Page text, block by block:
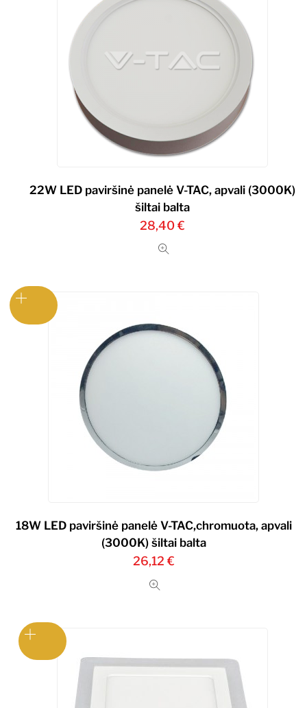
22W LED paviršinė panelė V-TAC, apvali (3000K)
šiltai balta
28,40€
18W LED paviršinė panelė V-TAC,chromuota, apvali
(3000K) šiltai balta
26,12 €